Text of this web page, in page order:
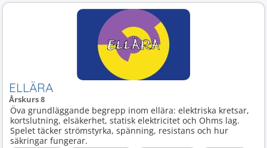
ELLÄRA
Årskurs 8
Öva grundläggande begrepp inom ellära: elektriska kretsar,
kortslutning, elsäkerhet, statisk elektricitet och Ohms lag.
Spelet täcker strömstyrka, spänning, resistans och hur
säkringar fungerar.